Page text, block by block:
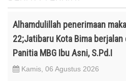
Alhamdulillah penerimaan
22;Jatibaru Kota Bima
Panitia MBG Ibu Asni, S.Pd.I
Kamis, 06 Agustus 2026